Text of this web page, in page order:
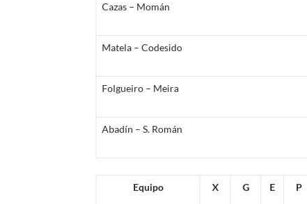
Cazas – Momán
Matela – Codesido
Folgueiro – Meira
Abadín – S. Román
Equipo X G E P